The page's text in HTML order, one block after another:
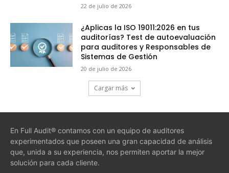
22 de julio de 2026
¿Aplicas la ISO 19011:2026 en tus
auditorías? Test de autoevaluación
para auditores y Responsables de
Sistemas de Gestión
20 de julio de 2026
Cargar más
En Full Audit® contamos con un equipo de auditores
experimentados que poseen una gran capacidad de análisis
que, unida a su experiencia, nos permiten aportar la mejor
solución para cada cliente.